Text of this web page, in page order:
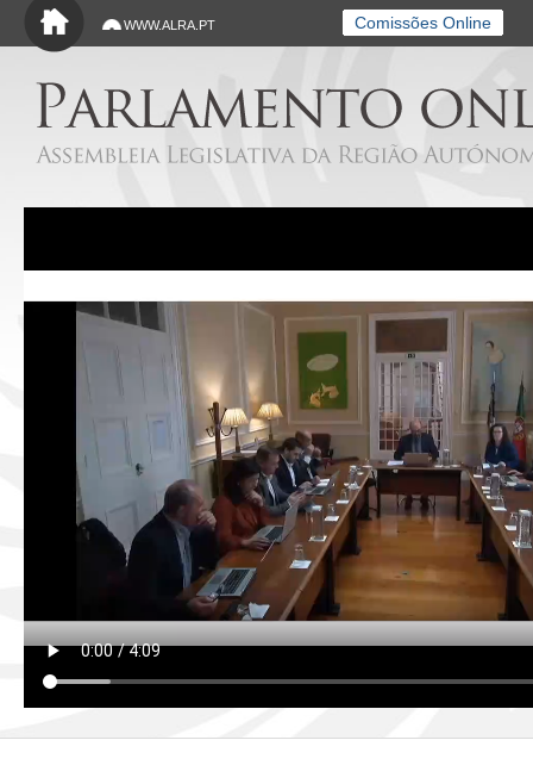
Saltar para o conteúdo principal
WWW.ALRA.PT Comissões Online